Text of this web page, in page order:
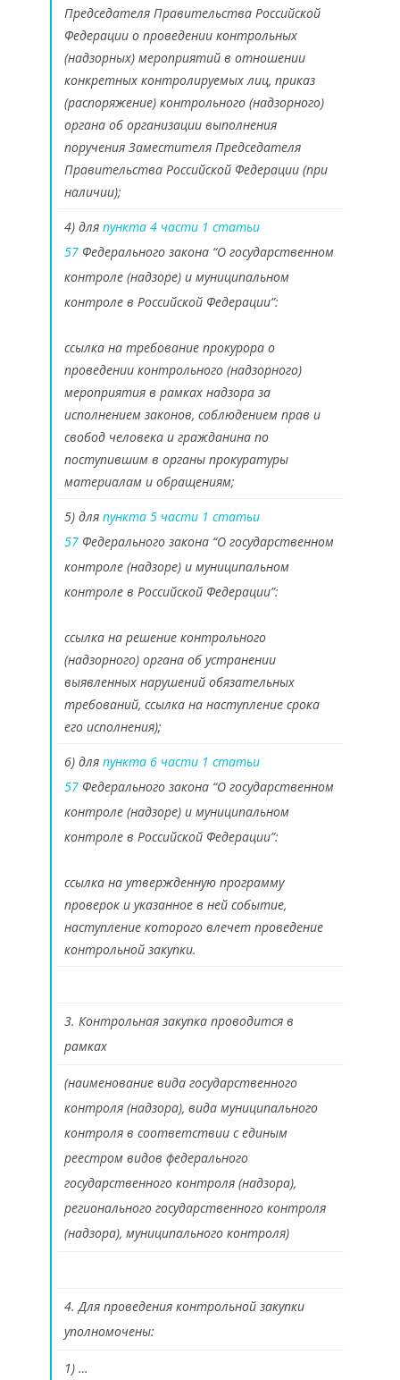
Председателя Правительства Российской
Федерации о проведении контрольных
(надзорных) мероприятий в отношении
конкретных контролируемых лиц, приказ
(распоряжение) контрольного (надзорного)
органа об организации выполнения
поручения Заместителя Председателя
Правительства Российской Федерации (при
наличии);
4) для пункта 4 части 1 статьи
57 Федерального закона “О государственном
контроле (надзоре) и муниципальном
контроле в Российской Федерации”:
ссылка на требование прокурора о
проведении контрольного (надзорного)
мероприятия в рамках надзора за
исполнением законов, соблюдением прав и
свобод человека и гражданина по
поступившим в органы прокуратуры
материалам и обращениям;
5) для пункта 5 части 1 статьи
57 Федерального закона “О государственном
контроле (надзоре) и муниципальном
контроле в Российской Федерации”:
ссылка на решение контрольного
(надзорного) органа об устранении
выявленных нарушений обязательных
требований, ссылка на наступление срока
его исполнения);
6) для пункта 6 части 1 статьи
57 Федерального закона “О государственном
контроле (надзоре) и муниципальном
контроле в Российской Федерации”:
ссылка на утвержденную программу
проверок и указанное в ней событие,
наступление которого влечет проведение
контрольной закупки.
3. Контрольная закупка проводится в
рамках
(наименование вида государственного
контроля (надзора), вида муниципального
контроля в соответствии с единым
реестром видов федерального
государственного контроля (надзора),
регионального государственного контроля
(надзора), муниципального контроля)
4. Для проведения контрольной закупки
уполномочены:
1) …